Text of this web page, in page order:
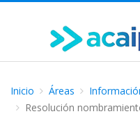
Inicio Áreas
Resolución